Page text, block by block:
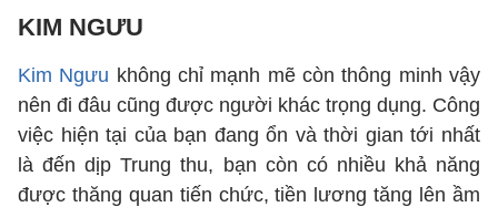
KIM NGƯU
Kim Ngưu không chỉ mạnh mẽ còn thông minh vậy
nên đi đâu cũng được người khác trọng dụng. Công
việc hiện tại của bạn đang ổn và thời gian tới nhất
là đến dịp Trung thu, bạn còn có nhiều khả năng
được thăng quan tiến chức, tiền lương tăng lên ầm